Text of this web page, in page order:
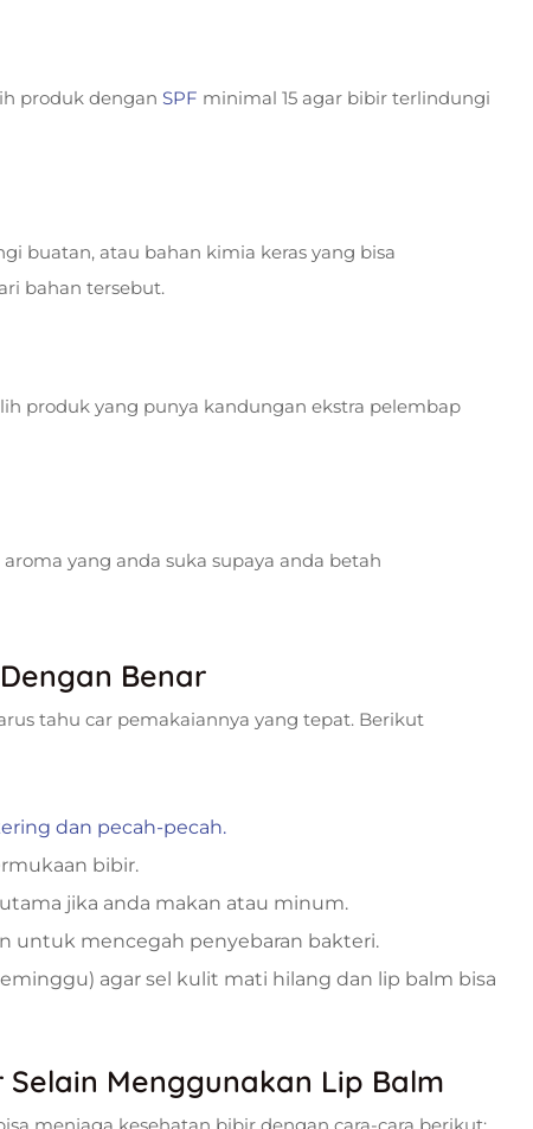
produk dengan SPF minimal 15 agar bibir terlindungi
buatan, atau bahan kimia keras yang bisa
bahan tersebut.
produk yang punya kandungan ekstra pelembap
yang anda suka supaya anda betah
Benar
tahu car pemakaiannya yang tepat. Berikut
dan pecah-pecah.
bibir.
jika anda makan atau minum.
untuk mencegah penyebaran bakteri.
agar sel kulit mati hilang dan lip balm bisa
Menggunakan Lip Balm